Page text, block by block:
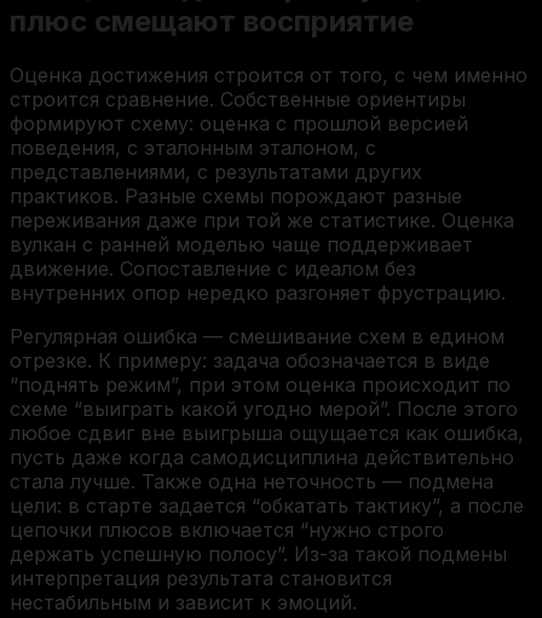
плюс смещают восприятие
Оценка достижения строится от того, с чем именно
строится сравнение. Собственные ориентиры
формируют схему: оценка с прошлой верcией
поведения, с эталонным эталоном, с
представлениями, с результатами других
практиков. Разные схемы порождают разные
переживания даже при той же статистике. Оценка
вулкан с ранней моделью чаще поддерживает
движение. Сопоставление с идеалом без
внутренних опор нередко разгоняет фрустрацию.
Регулярная ошибка — смешивание схем в едином
отрезке. К примеру: задача обозначается в виде
“поднять режим”, при этом оценка происходит по
схеме “выиграть какой угодно мерой”. После этого
любое сдвиг вне выигрыша ощущается как ошибка,
пусть даже когда самодисциплина действительно
стала лучше. Также одна неточность — подмена
цели: в старте задается “обкатать тактику”, а после
цепочки плюсов включается “нужно строго
держать успешную полосу”. Из-за такой подмены
интерпретация результата становится
нестабильным и зависит к эмоций.